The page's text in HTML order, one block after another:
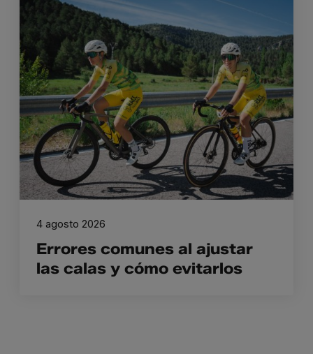
Errores comunes al ajustar
las calas y cómo evitarlos
4 agosto 2026